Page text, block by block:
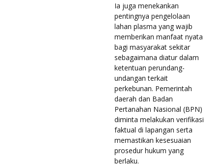
Ia juga menekankan
pentingnya pengelolaan
lahan plasma yang wajib
memberikan manfaat nyata
bagi masyarakat sekitar
sebagaimana diatur dalam
ketentuan perundang-
undangan terkait
perkebunan. Pemerintah
daerah dan Badan
Pertanahan Nasional (BPN)
diminta melakukan verifikasi
faktual di lapangan serta
memastikan kesesuaian
prosedur hukum yang
berlaku.